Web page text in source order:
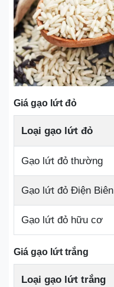
Giá gạo lứt đỏ
Loại gạo lứt đỏ
Gạo lứt đỏ thường
Gạo lứt đỏ Điện Biên
Gạo lứt đỏ hữu cơ
Giá gạo lứt trắng
Loại gạo lứt trắng